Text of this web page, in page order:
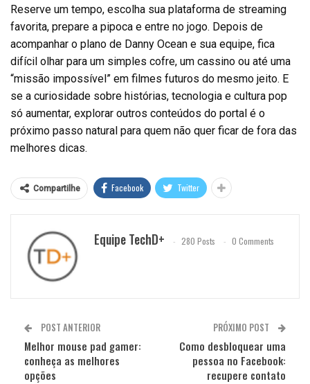
Reserve um tempo, escolha sua plataforma de streaming
favorita, prepare a pipoca e entre no jogo. Depois de
acompanhar o plano de Danny Ocean e sua equipe, fica
difícil olhar para um simples cofre, um cassino ou até uma
“missão impossível” em filmes futuros do mesmo jeito. E
se a curiosidade sobre histórias, tecnologia e cultura pop
só aumentar, explorar outros conteúdos do portal é o
próximo passo natural para quem não quer ficar de fora das
melhores dicas.
Compartilhe Facebook Twitter
Equipe TechD+ 280 Posts 0 Comments
POST ANTERIOR
Melhor mouse pad gamer:
conheça as melhores
opções
PRÓXIMO POST
Como desbloquear uma
pessoa no Facebook:
recupere contato